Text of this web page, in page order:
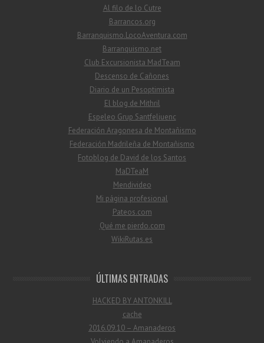
Al filo de lo Cutre
Barrancos.org
Barranquismo.LocoAventura.com
Barranquismo.net
Club Excursionista MadTeam
Descenso de Cañones
Diario de un Pesoptimista
El blog de Mithril
Espeleo Grup Santfeliuenc
Federación Aragonesa de Montañismo
Federación Madrileña de Montañismo
Fotoblog de David de los Santos
MaDTeaM
Mendivideo
Mi página profesional
Pateos.com
Qué me pierdo.com
WikiRutas.es
ÚLTIMAS ENTRADAS
HACKED BY ANTONKILL
cache
2016.09.10 – Amanaderos